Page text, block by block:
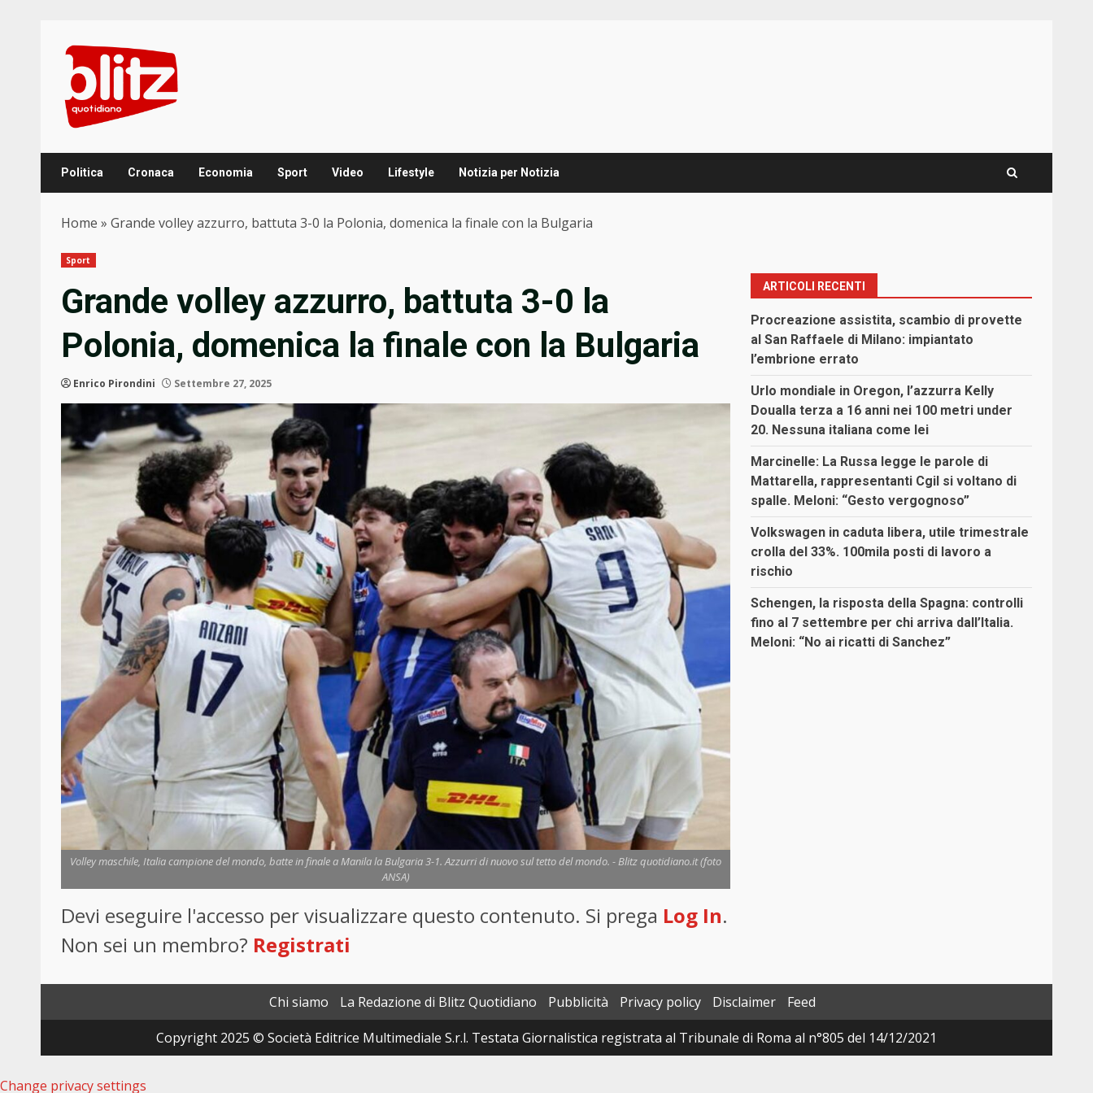
content
Politica Cronaca Economia Sport Video Lifestyle Notizia per Notizia
Home » Grande volley azzurro, battuta 3-0 la Polonia, domenica la finale con la Bulgaria
Sport
Grande volley azzurro, battuta 3-0 la
Polonia, domenica la finale con la Bulgaria
Enrico Pirondini Settembre 27, 2025
Volley maschile, Italia campione del mondo, batte in finale a Manila la Bulgaria 3-1. Azzurri di nuovo sul tetto del mondo. - Blitz quotidiano.it (foto
ANSA)
Devi eseguire l'accesso per visualizzare questo contenuto. Si prega Log In.
Non sei un membro? Registrati
ARTICOLI RECENTI
Procreazione assistita, scambio di provette
al San Raffaele di Milano: impiantato
l’embrione errato
Urlo mondiale in Oregon, l’azzurra Kelly
Doualla terza a 16 anni nei 100 metri under
20. Nessuna italiana come lei
Marcinelle: La Russa legge le parole di
Mattarella, rappresentanti Cgil si voltano di
spalle. Meloni: “Gesto vergognoso”
Volkswagen in caduta libera, utile trimestrale
crolla del 33%. 100mila posti di lavoro a
rischio
Schengen, la risposta della Spagna: controlli
fino al 7 settembre per chi arriva dall’Italia.
Meloni: “No ai ricatti di Sanchez”
Chi siamo La Redazione di Blitz Quotidiano Pubblicità Privacy policy Disclaimer
Feed
Copyright 2025 © Società Editrice Multimediale S.r.l. Testata Giornalistica registrata al Tribunale di Roma al n°805 del 14/12/2021
Change privacy settings